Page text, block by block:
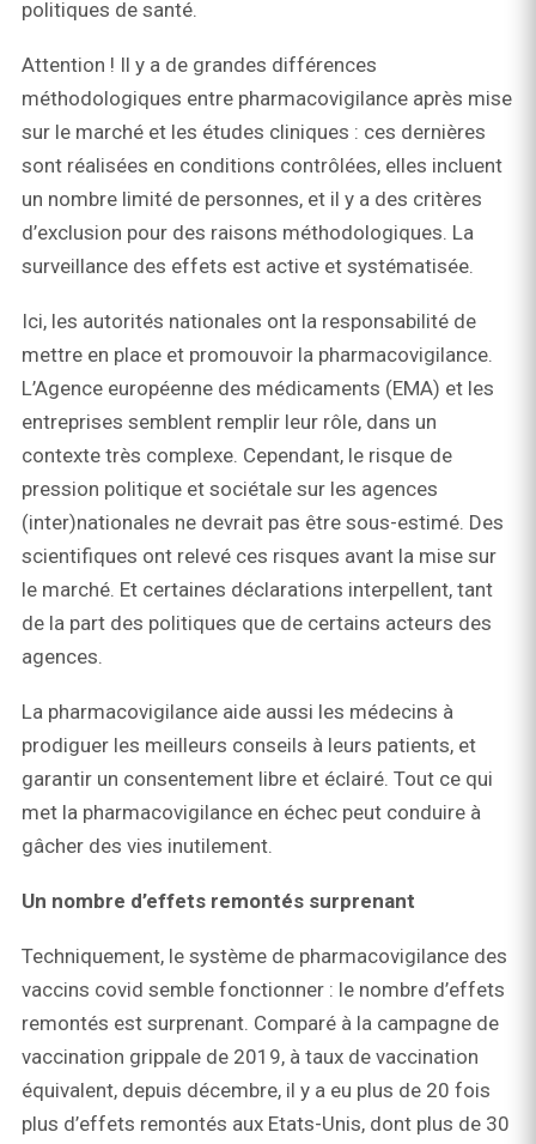
politiques de santé.
Attention ! Il y a de grandes différences
méthodologiques entre pharmacovigilance après mise
sur le marché et les études cliniques : ces dernières
sont réalisées en conditions contrôlées, elles incluent
un nombre limité de personnes, et il y a des critères
d’exclusion pour des raisons méthodologiques. La
surveillance des effets est active et systématisée.
Ici, les autorités nationales ont la responsabilité de
mettre en place et promouvoir la pharmacovigilance.
L’Agence européenne des médicaments (EMA) et les
entreprises semblent remplir leur rôle, dans un
contexte très complexe. Cependant, le risque de
pression politique et sociétale sur les agences
(inter)nationales ne devrait pas être sous-estimé. Des
scientifiques ont relevé ces risques avant la mise sur
le marché. Et certaines déclarations interpellent, tant
de la part des politiques que de certains acteurs des
agences.
La pharmacovigilance aide aussi les médecins à
prodiguer les meilleurs conseils à leurs patients, et
garantir un consentement libre et éclairé. Tout ce qui
met la pharmacovigilance en échec peut conduire à
gâcher des vies inutilement.
Un nombre d’effets remontés surprenant
Techniquement, le système de pharmacovigilance des
vaccins covid semble fonctionner : le nombre d’effets
remontés est surprenant. Comparé à la campagne de
vaccination grippale de 2019, à taux de vaccination
équivalent, depuis décembre, il y a eu plus de 20 fois
plus d’effets remontés aux Etats-Unis, dont plus de 30